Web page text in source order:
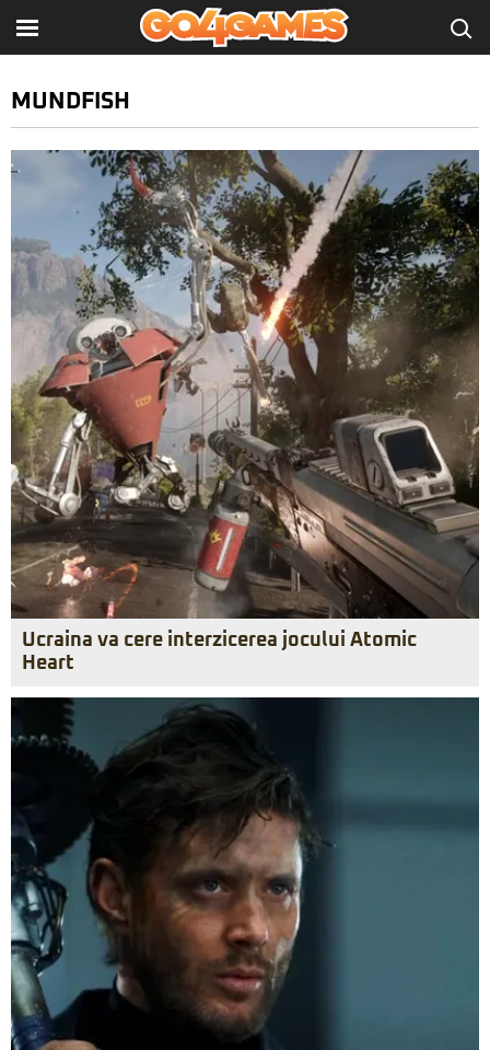
MUNDFISH
Ucraina va cere interzicerea jocului Atomic
Heart